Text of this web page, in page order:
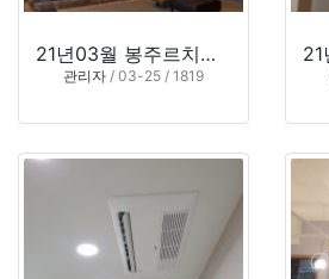
21년03월 봉주르치과의원 (울산시 울주군 언양읍)
관리자 / 03-25 / 1819